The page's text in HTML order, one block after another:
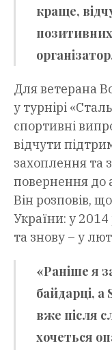
краще,
Для ветерана
у турнірі
спортивні
відчути
захоплення та
повернення до
Він розповів,
України: у 2014
та знову – у
«Раніше я
байдарці, а
вже після
хочеться